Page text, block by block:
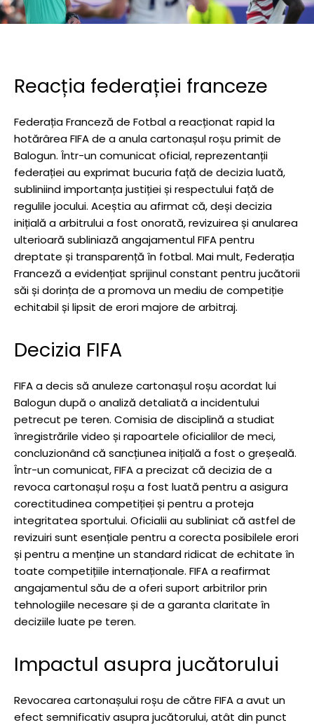
Reacția federației franceze
Federația Franceză de Fotbal a reacționat rapid la
hotărârea FIFA de a anula cartonașul roșu primit de
Balogun. Într-un comunicat oficial, reprezentanții
federației au exprimat bucuria față de decizia luată,
subliniind importanța justiției și respectului față de
regulile jocului. Aceștia au afirmat că, deși decizia
inițială a arbitrului a fost onorată, revizuirea și anularea
ulterioară subliniază angajamentul FIFA pentru
dreptate și transparență în fotbal. Mai mult, Federația
Franceză a evidențiat sprijinul constant pentru jucătorii
săi și dorința de a promova un mediu de competiție
echitabil și lipsit de erori majore de arbitraj.
Decizia FIFA
FIFA a decis să anuleze cartonașul roșu acordat lui
Balogun după o analiză detaliată a incidentului
petrecut pe teren. Comisia de disciplină a studiat
înregistrările video și rapoartele oficialilor de meci,
concluzionând că sancțiunea inițială a fost o greșeală.
Într-un comunicat, FIFA a precizat că decizia de a
revoca cartonașul roșu a fost luată pentru a asigura
corectitudinea competiției și pentru a proteja
integritatea sportului. Oficialii au subliniat că astfel de
revizuiri sunt esențiale pentru a corecta posibilele erori
și pentru a menține un standard ridicat de echitate în
toate competițiile internaționale. FIFA a reafirmat
angajamentul său de a oferi suport arbitrilor prin
tehnologiile necesare și de a garanta claritate în
deciziile luate pe teren.
Impactul asupra jucătorului
Revocarea cartonașului roșu de către FIFA a avut un
efect semnificativ asupra jucătorului, atât din punct